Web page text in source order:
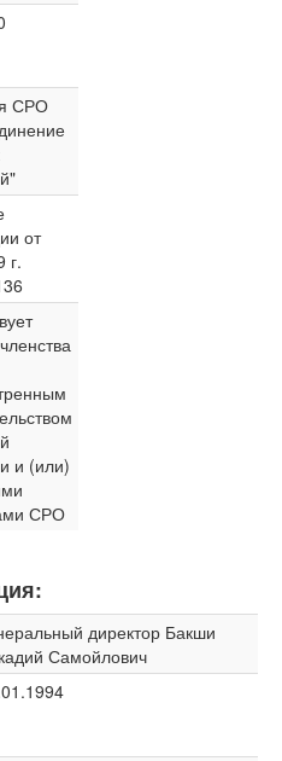
СРО
от
г.
и (или)
СРО
директор Бакши
Самойлович